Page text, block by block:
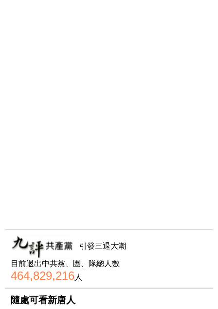
引發三退大潮
目前退出中共黨、團、隊總人數
464,829,216人
隨處可看新唐人